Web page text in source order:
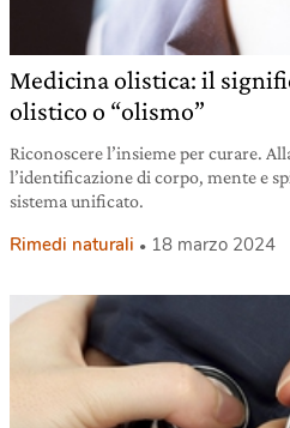
Medicina olistica: il
olistico o “olismo”
Riconoscere l’insieme per curare.
l’identificazione di corpo, mente e
sistema unificato.
Rimedi naturali 18 marzo 2024